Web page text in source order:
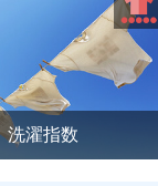
洗濯指数